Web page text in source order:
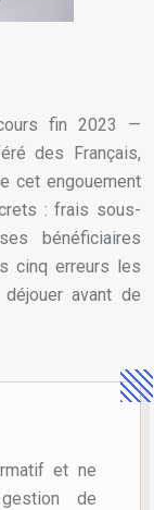
fin 2023 —
des Français,
cet engouement
: frais sous-
bénéficiaires
cinq erreurs les
avant de
et ne
de